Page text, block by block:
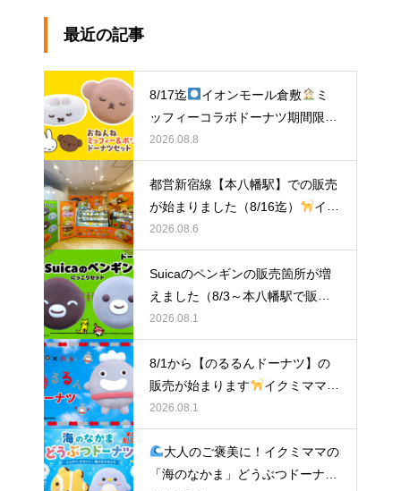
最近の記事
8/17迄 イオンモール倉敷
ミ
ッフィーコラボドーナツ期間限定
販売中！
2026.08.8
都営新宿線【本八幡駅】での販売
が始まりました（8/16迄）
イク
ミママのどうぶつドーナツ
2026.08.6
Suicaのペンギンの販売箇所が増
えました（8/3～本八幡駅で販
売）
イクミママのどうぶつドー
ナツ
2026.08.1
8/1から【のるるんドーナツ】の
販売が始まります
イクミママの
どうぶつドーナツ
2026.08.1
大人のご褒美に！イクミママの
「海のなかま」どうぶつドーナツ